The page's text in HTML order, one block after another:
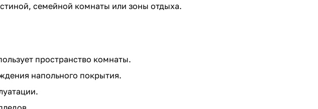
семейной комнаты или зоны отдыха.
пространство комнаты.
напольного покрытия.